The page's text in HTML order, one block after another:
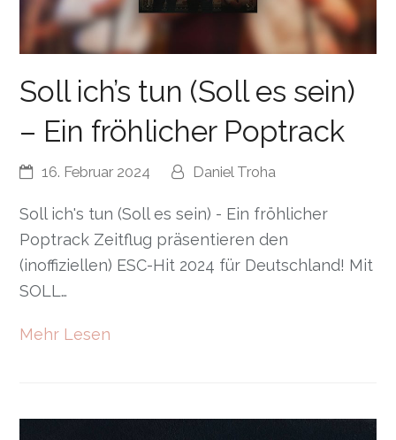
Soll ich’s tun (Soll es sein)
– Ein fröhlicher Poptrack
16. Februar 2024 Daniel Troha
Soll ich's tun (Soll es sein) - Ein fröhlicher
Poptrack Zeitflug präsentieren den
(inoffiziellen) ESC-Hit 2024 für Deutschland! Mit
SOLL…
Mehr Lesen